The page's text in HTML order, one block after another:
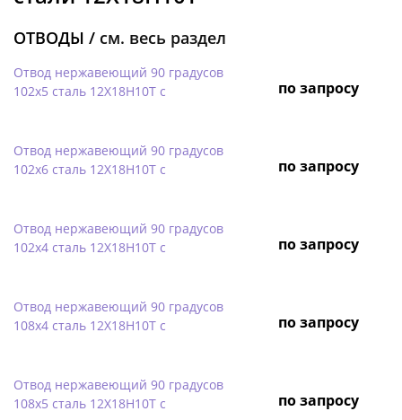
ОТВОДЫ / см. весь раздел
Отвод нержавеющий 90 градусов
102х5 сталь 12Х18Н10Т с
по запросу
Отвод нержавеющий 90 градусов
102х6 сталь 12Х18Н10Т с
по запросу
Отвод нержавеющий 90 градусов
102х4 сталь 12Х18Н10Т с
по запросу
Отвод нержавеющий 90 градусов
108х4 сталь 12Х18Н10Т с
по запросу
Отвод нержавеющий 90 градусов
108х5 сталь 12Х18Н10Т с
по запросу